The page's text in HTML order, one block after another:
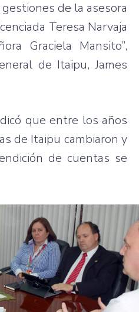
de la asesora
Teresa Narvaja
Graciela Mansito”,
de Itaipu, James
que entre los años
de Itaipu cambiaron y
de cuentas se